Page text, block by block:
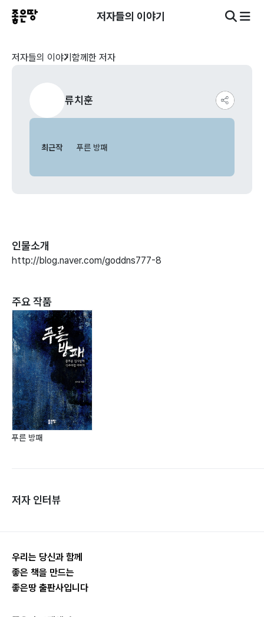
저자들의 이야기
저자들의 이야기 함께한 저자
류치훈
최근작 푸른 방패
인물소개
http://blog.naver.com/goddns777-8
주요 작품
푸른 방패
저자 인터뷰
우리는 당신과 함께
좋은 책을 만드는
좋은땅 출판사입니다